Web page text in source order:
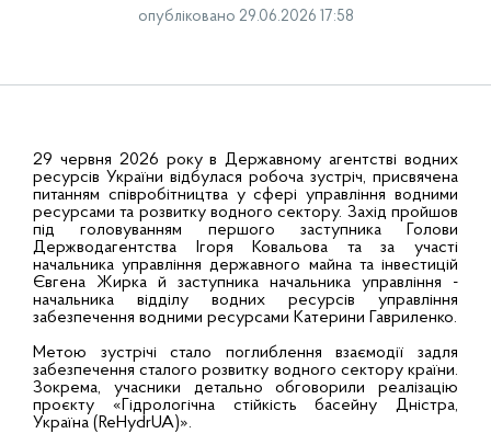
опубліковано 29.06.2026 17:58
29 червня 2026 року в Державному агентстві водних
ресурсів України відбулася робоча зустріч, присвячена
питанням співробітництва у сфері управління водними
ресурсами та розвитку водного сектору. Захід пройшов
під головуванням першого заступника Голови
Держводагентства Ігоря Ковальова та за участі
начальника управління державного майна та інвестицій
Євгена Жирка й заступника начальника управління -
начальника відділу водних ресурсів управління
забезпечення водними ресурсами Катерини Гавриленко.
Метою зустрічі стало поглиблення взаємодії задля
забезпечення сталого розвитку водного сектору країни.
Зокрема, учасники детально обговорили реалізацію
проєкту «Гідрологічна стійкість басейну Дністра,
Україна (ReHydrUA)».